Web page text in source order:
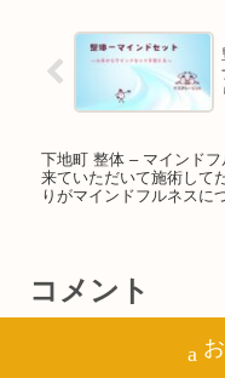
下地町 整体 – マインドフ
来ていただいて施術して
りがマインドフルネスに
コメント